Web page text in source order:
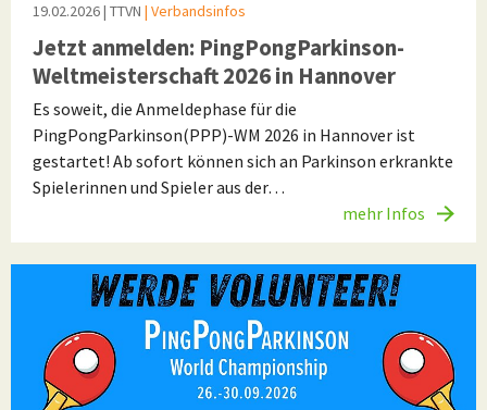
19.02.2026| TTVN | Verbandsinfos
Jetzt anmelden: PingPongParkinson-
Weltmeisterschaft 2026 in Hannover
Es soweit, die Anmeldephase für die
PingPongParkinson(PPP)-WM 2026 in Hannover ist
gestartet! Ab sofort können sich an Parkinson erkrankte
Spielerinnen und Spieler aus der…
mehr Infos